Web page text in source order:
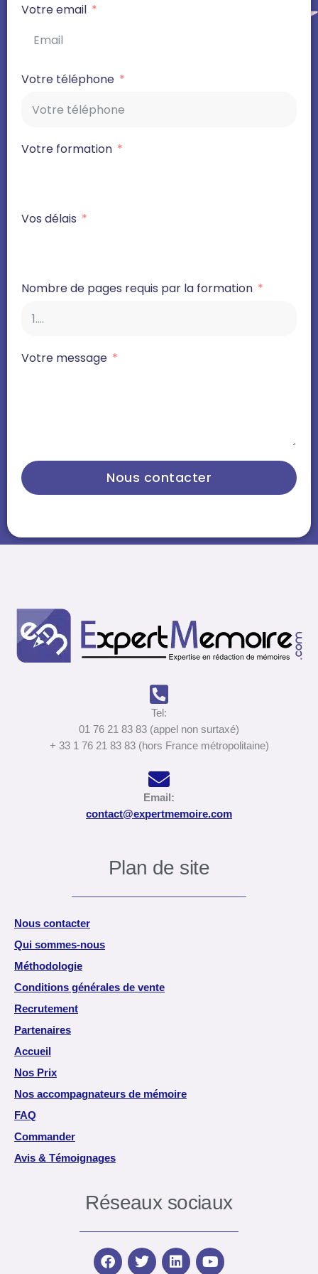
Votre email
Votre téléphone
Votre formation
Vos délais
Nombre de pages requis par la formation
Votre message
Nous contacter
Tel:
01 76 21 83 83 (appel non surtaxé)
+ 33 1 76 21 83 83 (hors France métropolitaine)
Email:
contact@expertmemoire.com
Plan de site
Nous contacter
Qui sommes-nous
Méthodologie
Conditions générales de vente
Recrutement
Partenaires
Accueil
Nos Prix
Nos accompagnateurs de mémoire
FAQ
Commander
Avis & Témoignages
Réseaux sociaux
F
a
T
w
L
i
Y
o